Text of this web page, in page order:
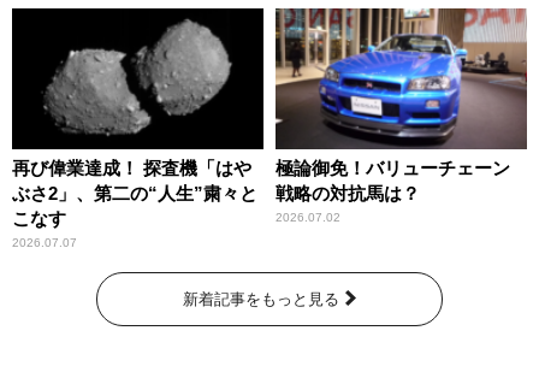
再び偉業達成！ 探査機「はや
ぶさ2」、第二の“人生”粛々と
こなす
2026.07.07
極論御免！バリューチェーン
戦略の対抗馬は？
2026.07.02
新着記事をもっと見る